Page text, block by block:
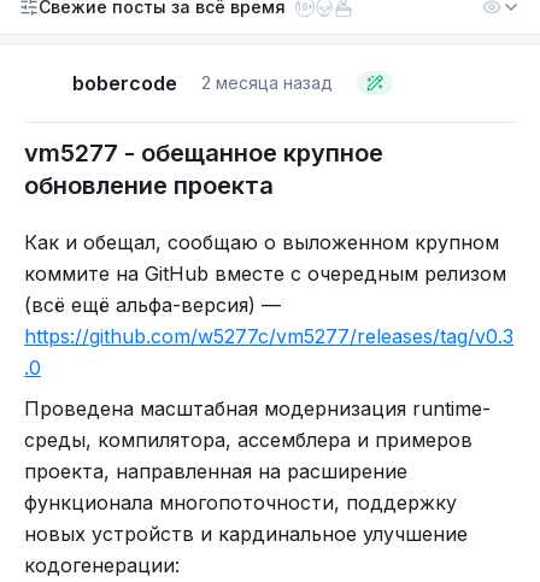
Свежие посты за всё время 18+
bobercode 2 месяца назад
vm5277 - обещанное крупное
обновление проекта
Как и обещал, сообщаю о выложенном крупном
коммите на GitHub вместе с очередным релизом
(всё ещё альфа-версия) —
https://github.com/w5277c/vm5277/releases/tag/v0.3
.0
Проведена масштабная модернизация runtime-
среды, компилятора, ассемблера и примеров
проекта, направленная на расширение
функционала многопоточности, поддержку
новых устройств и кардинальное улучшение
кодогенерации: